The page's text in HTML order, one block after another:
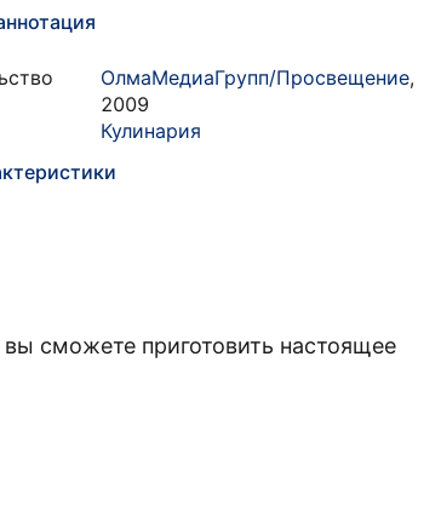
ОлмаМедиаГрупп/Просвещение,
2009
Кулинария
сможете приготовить настоящее